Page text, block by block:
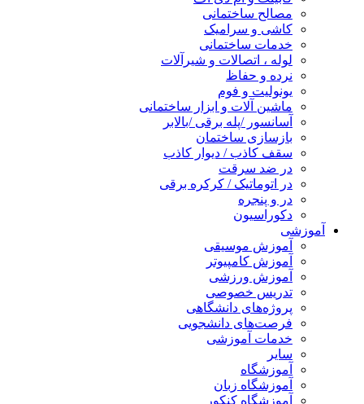
مصالح ساختمانی
کاشی و سرامیک
خدمات ساختمانی
لوله ، اتصالات و شیرآلات
نرده و حفاظ
یونولیت و فوم
ماشین آلات و ابزار ساختمانی
آسانسور /پله برقی /بالابر
بازسازی ساختمان
سقف کاذب / دیوار کاذب
در ضد سرقت
در اتوماتیک / کرکره برقی
در و پنجره
دکوراسیون
آموزشی
آموزش موسیقی
آموزش کامپیوتر
آموزش ورزشی
تدریس خصوصی
پروژه‌های دانشگاهی
فرصت‌های دانشجویی
خدمات آموزشی
سایر
آموزشگاه
آموزشگاه زبان
آموزشگاه کنکور